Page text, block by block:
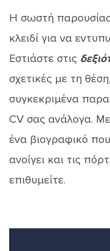
Η σωστή
κλειδί για να
Εστιάστε στις
σχετικές με τη
συγκεκριμένα
CV σας ανάλογα.
ένα βιογραφικό
ανοίγει και τις
επιθυμείτε.